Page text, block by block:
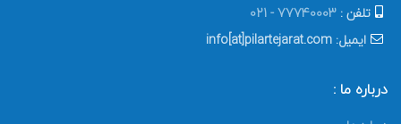
تلفن : 77740003 - 021
ایمیل: info[at]pilartejarat.com
درباره ما :